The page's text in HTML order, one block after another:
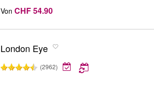
Von CHF 54.90
London Eye
(2962)